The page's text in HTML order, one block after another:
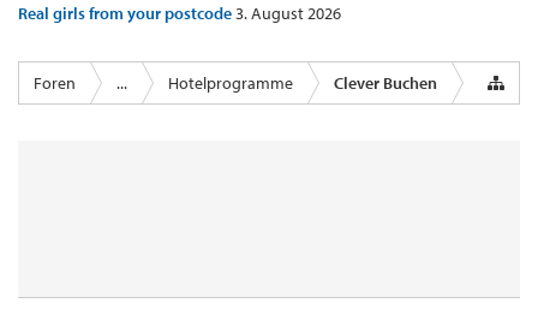
Real girls from your postcode3. August 2026
Foren ... Hotelprogramme Clever Buchen